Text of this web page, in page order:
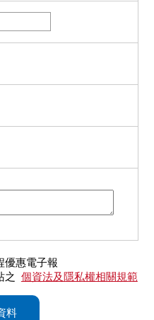
優惠電子報
之 個資法及隱私權相關規範
料